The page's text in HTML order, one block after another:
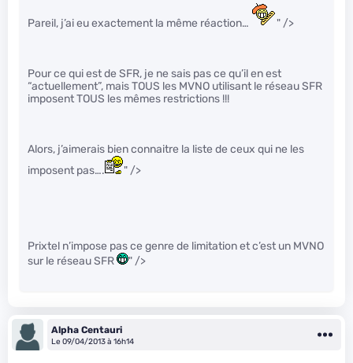
Pareil, j’ai eu exactement la même réaction… " />
Pour ce qui est de SFR, je ne sais pas ce qu’il en est
“actuellement”, mais TOUS les MVNO utilisant le réseau SFR
imposent TOUS les mêmes restrictions !!!
Alors, j’aimerais bien connaitre la liste de ceux qui ne les
imposent pas….
" />
Prixtel n’impose pas ce genre de limitation et c’est un MVNO
sur le réseau SFR
" />
Alpha Centauri
Le 09/04/2013 à 16h14